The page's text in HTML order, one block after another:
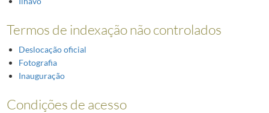
Termos de indexação não controlados
Deslocação oficial
Fotografia
Inauguração
Condições de acesso